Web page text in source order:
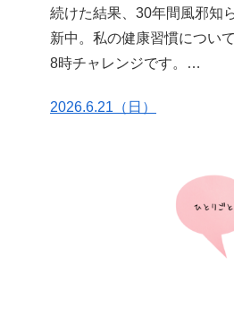
続けた結果、30年間風邪知
新中。私の健康習慣につい
8時チャレンジです。
2026.6.21（日）